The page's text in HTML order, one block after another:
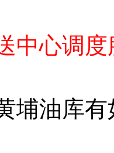
中心调
埔油库